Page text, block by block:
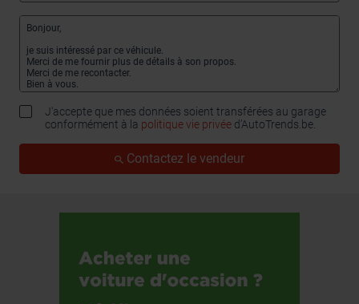
J'accepte que mes données soient transférées au garage
conformément à la politique vie privée d’AutoTrends.be.
Contactez le vendeur